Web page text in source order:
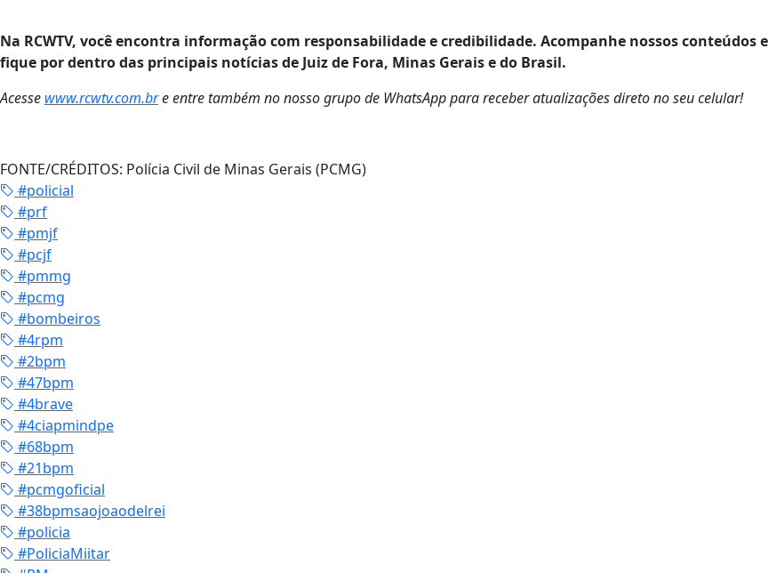
Na RCWTV, você encontra informação com responsabilidade e credibilidade. Acompanhe nossos conteúdos e
fique por dentro das principais notícias de Juiz de Fora, Minas Gerais e do Brasil.
Acesse www.rcwtv.com.bre entre também no nosso grupo de WhatsApp para receber atualizações direto no seu celular!
FONTE/CRÉDITOS: Polícia Civil de Minas Gerais (PCMG)
#policial
#prf
#pmjf
#pcjf
#pmmg
#pcmg
#bombeiros
#4rpm
#2bpm
#47bpm
#4brave
#4ciapmindpe
#68bpm
#21bpm
#pcmgoficial
#38bpmsaojoaodelrei
#policia
#PoliciaMiitar